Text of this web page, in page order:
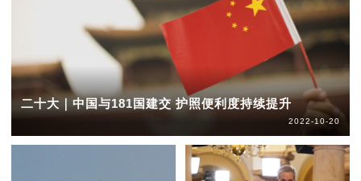
二十大｜中国与181国建交 护照便利度持续提升
2022-10-20